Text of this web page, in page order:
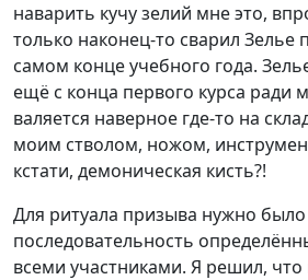
наварить кучу зелий мне это,
только наконец-то сварил Зелье
самом конце учебного года.
ещё с конца первого курса ради
валяется наверное где-то на
моим стволом, ножом,
кстати, демоническая кисть?!
Для ритуала призыва нужно
последовательность
всеми участниками. Я решил, что